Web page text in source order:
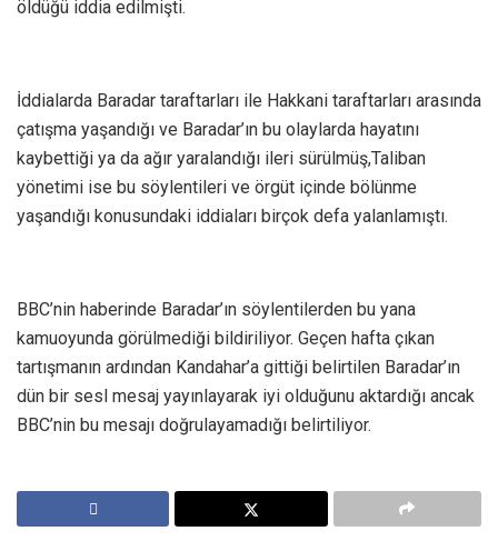
öldüğü iddia edilmişti.
İddialarda Baradar taraftarları ile Hakkani taraftarları arasında
çatışma yaşandığı ve Baradar’ın bu olaylarda hayatını
kaybettiği ya da ağır yaralandığı ileri sürülmüş,Taliban
yönetimi ise bu söylentileri ve örgüt içinde bölünme
yaşandığı konusundaki iddiaları birçok defa yalanlamıştı.
BBC’nin haberinde Baradar’ın söylentilerden bu yana
kamuoyunda görülmediği bildiriliyor. Geçen hafta çıkan
tartışmanın ardından Kandahar’a gittiği belirtilen Baradar’ın
dün bir sesl mesaj yayınlayarak iyi olduğunu aktardığı ancak
BBC’nin bu mesajı doğrulayamadığı belirtiliyor.